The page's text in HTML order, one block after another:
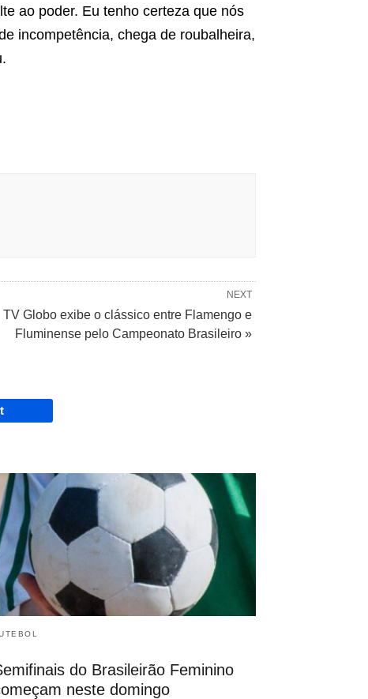
ao poder. Eu tenho certeza que nós
incompetência, chega de roubalheira,
NEXT
TV Globo exibe o clássico entre Flamengo e
Fluminense pelo Campeonato Brasileiro »
do Brasileirão Feminino
neste domingo